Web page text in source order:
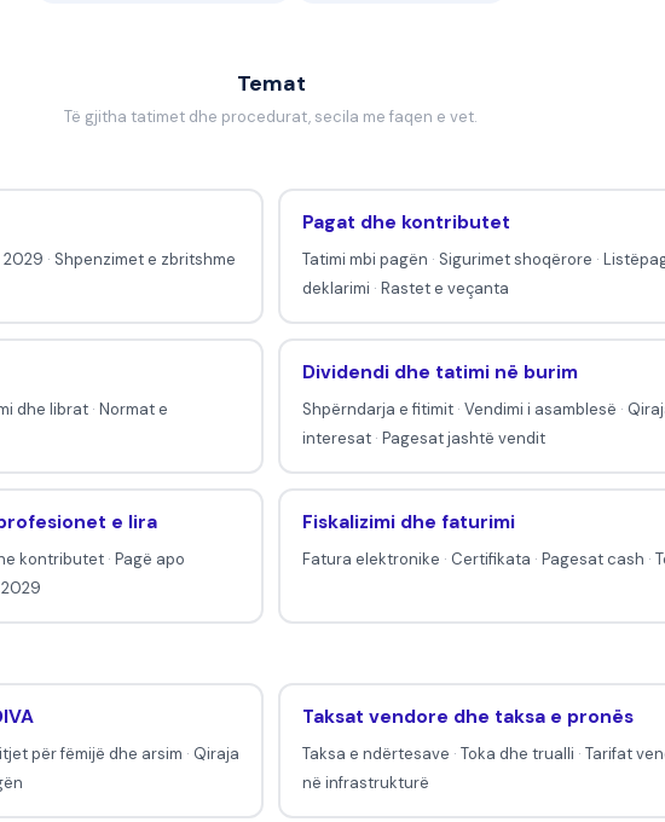
Temat
Të gjitha tatimet dhe procedurat, secila me faqen e vet.
2029 · Shpenzimet e zbritshme
Pagat dhe kontributet
Tatimi mbi pagën · Sigurimet shoqërore ·
deklarimi · Rastet e veçanta
dhe librat· Normat e
Dividendi dhe tatimi në burim
Shpërndarja e fitimit· Vendimi i asamblesë ·
interesat· Pagesat jashtë vendit
e lira
kontributet· Pagë apo
Fiskalizimi dhe faturimi
Fatura elektronike · Certifikata · Pagesat cash ·
për fëmijë dhe arsim · Qiraja
Taksat vendore dhe taksa e pronës
Taksa e ndërtesave · Toka dhe trualli · Tarifat
në infrastrukturë